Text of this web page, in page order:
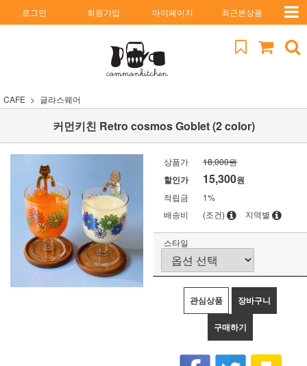
로그인 회원가입 마이페이지 최근본상품
CAFE 글라스웨어
커먼키친 Retro cosmos Goblet (2 color)
상품가 18,000원
할인가 15,300원
적립금
1%
배송비
(조건) 지역별
스타일
관심상품 장바구니
구매하기